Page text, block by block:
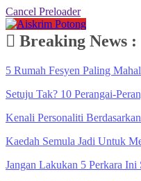
Cancel Preloader
Breaking News :
5 Rumah Fesyen Paling
Setuju Tak? 10 Perangai-
Kenali Personaliti
Kaedah Semula Jadi Untuk
Jangan Lakukan 5 Perkara